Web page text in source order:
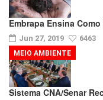
Embrapa Ensina
Jun 27, 2019 6463
Sistema CNA/Senar
MEIO AMBIENTE